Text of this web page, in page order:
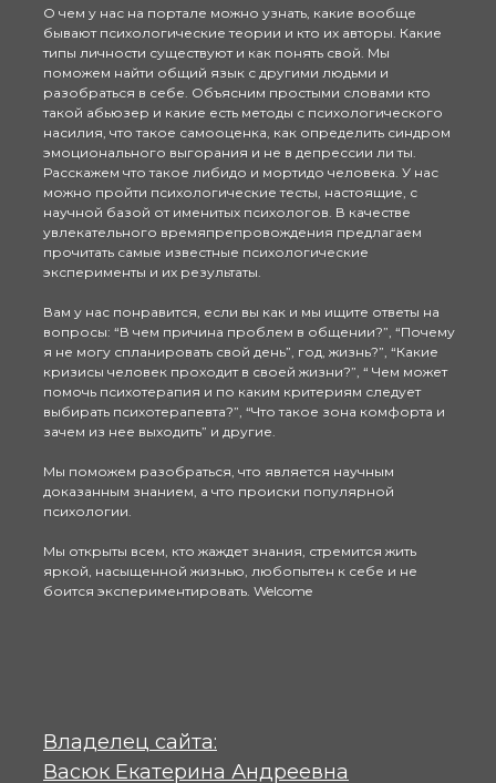
Владелец сайта:
Васюк Екатерина Андреевна
О чем у нас на портале можно узнать, какие вообще
бывают психологические теории и кто их авторы. Какие
типы личности существуют и как понять свой. Мы
поможем найти общий язык с другими людьми и
разобраться в себе. Объясним простыми словами кто
такой абьюзер и какие есть методы с психологического
насилия, что такое самооценка, как определить синдром
эмоционального выгорания и не в депрессии ли ты.
Расскажем что такое либидо и мортидо человека. У нас
можно пройти психологические тесты, настоящие, с
научной базой от именитых психологов. В качестве
увлекательного времяпрепровождения предлагаем
прочитать самые известные психологические
эксперименты и их результаты.
Вам у нас понравится, если вы как и мы ищите ответы на
вопросы: “В чем причина проблем в общении?”, “Почему
я не могу спланировать свой день”, год, жизнь?”, “Какие
кризисы человек проходит в своей жизни?”, “ Чем может
помочь психотерапия и по каким критериям следует
выбирать психотерапевта?”, “Что такое зона комфорта и
зачем из нее выходить” и другие.
Мы поможем разобраться, что является научным
доказанным знанием, а что происки популярной
психологии.
Мы открыты всем, кто жаждет знания, стремится жить
яркой, насыщенной жизнью, любопытен к себе и не
боится экспериментировать. Welcome